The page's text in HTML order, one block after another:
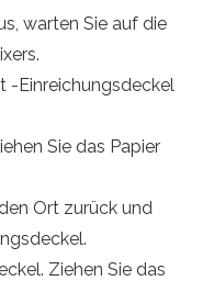
warten Sie auf die
-Einreichungsdeckel
Sie das Papier
Ort zurück und
Ziehen Sie das